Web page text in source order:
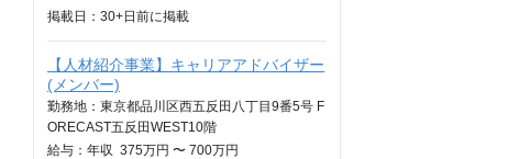
掲載日： 30+日 前に掲載
【人材紹介事業】キャリアアドバイザー
(メンバー)
勤務地：東京都品川区西五反田八丁目9番5号 F
ORECAST五反田WEST10階
給与： 年収 375万円 〜 700万円